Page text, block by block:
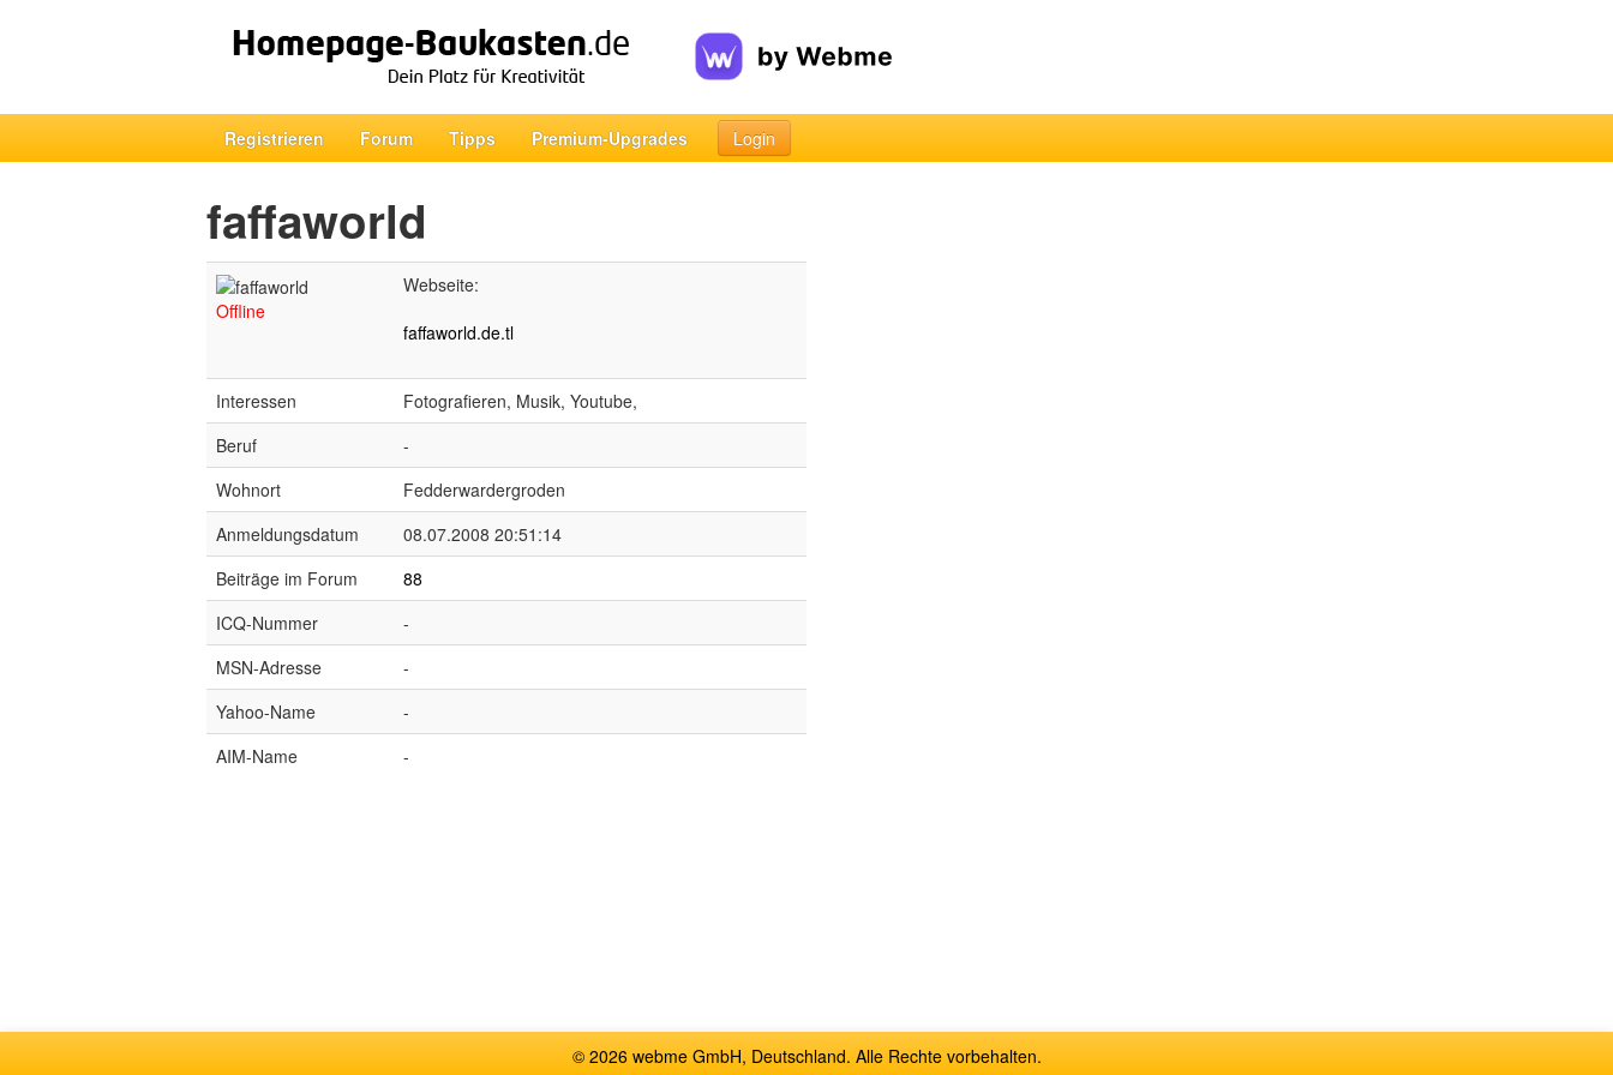
Registrieren Forum Tipps Premium-Upgrades Login
faffaworld
Offline
Webseite:
faffaworld.de.tl
Interessen
Fotografieren, Musik, Youtube,
Beruf
-
Wohnort
Fedderwardergroden
Anmeldungsdatum
08.07.2008 20:51:14
Beiträge im Forum
88
ICQ-Nummer
-
MSN-Adresse
-
Yahoo-Name
-
AIM-Name
-
© 2026 webme GmbH, Deutschland. Alle Rechte vorbehalten.